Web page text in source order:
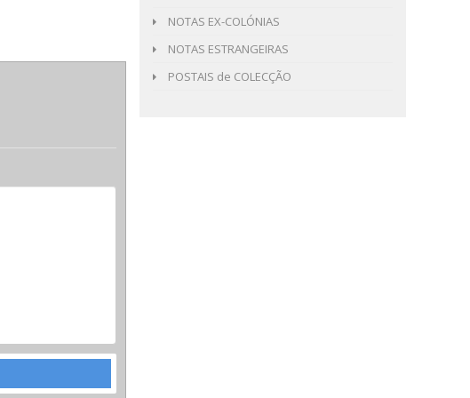
NOTAS EX-COLÓNIAS
NOTAS ESTRANGEIRAS
POSTAIS de COLECÇÃO